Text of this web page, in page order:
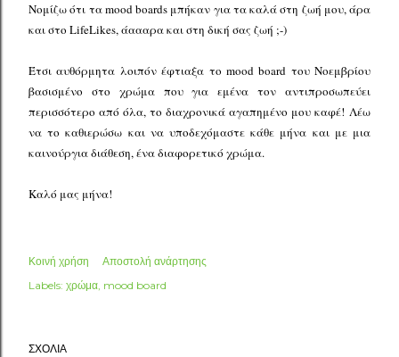
Νομίζω ότι τα mood boards μπήκαν για τα καλά στη ζωή μου, άρα
και στο LifeLikes, άαααρα και στη δική σας ζωή ;-)
Έτσι αυθόρμητα λοιπόν έφτιαξα το mood board του Νοεμβρίου
βασισμένο στο χρώμα που για εμένα τον αντιπροσωπεύει
περισσότερο από όλα, το διαχρονικά αγαπημένο μου καφέ! Λέω
να το καθιερώσω και να υποδεχόμαστε κάθε μήνα και με μια
καινούργια διάθεση, ένα διαφορετικό χρώμα.
Καλό μας μήνα!
Κοινή χρήση
Αποστολή ανάρτησης
Labels: χρώμα mood board
ΣΧΌΛΙΑ